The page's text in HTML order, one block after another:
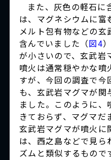
また、灰色の軽石に
は、マグネシウムに
メルト包有物などの玄
含んでいました（図4
が小さいので、玄武岩
噴火は通常穏やかな噴
すが、今回の調査で今
も、玄武岩マグマが関
ました。このように
きておらず、マグマだ
玄武岩マグマが噴火に
は、西之島などで見ら
ズムと類似するもので